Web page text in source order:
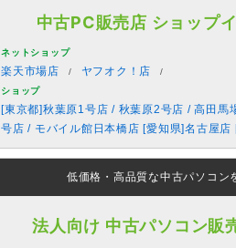
中古PC販売店 ショップ
ネットショップ
楽天市場店 ヤフオク！店
ショップ
[東京都]秋葉原1号店 / 秋葉原2号店 / 高田馬
号店 / モバイル館日本橋店 [愛知県]名古屋店
低価格・高品質な中古パソコン
法人向け 中古パソコン販